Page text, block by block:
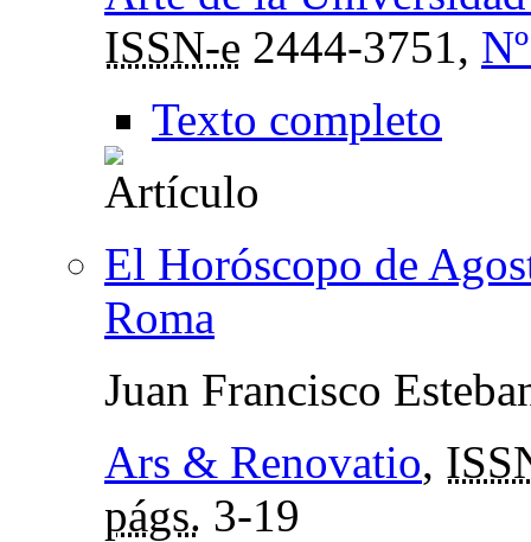
ISSN-e 2444-3751,
Texto completo
El Horóscopo de
Roma
Juan Francisco
Ars & Renovatio,
págs. 3-19